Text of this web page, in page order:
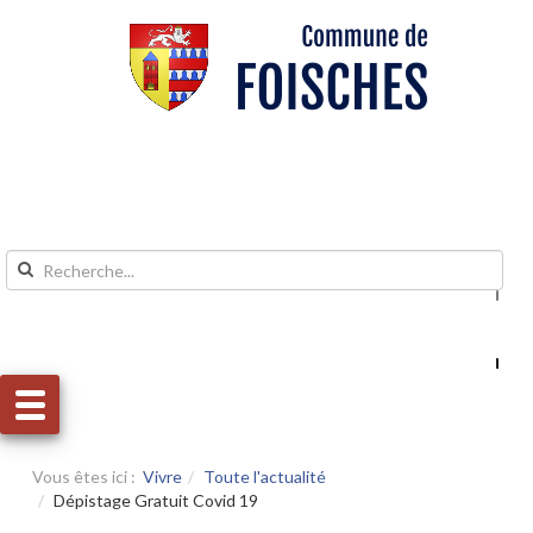
Aller au menu
Vous êtes ici : Vivre
Toute l'actualité
Dépistage Gratuit Covid 19